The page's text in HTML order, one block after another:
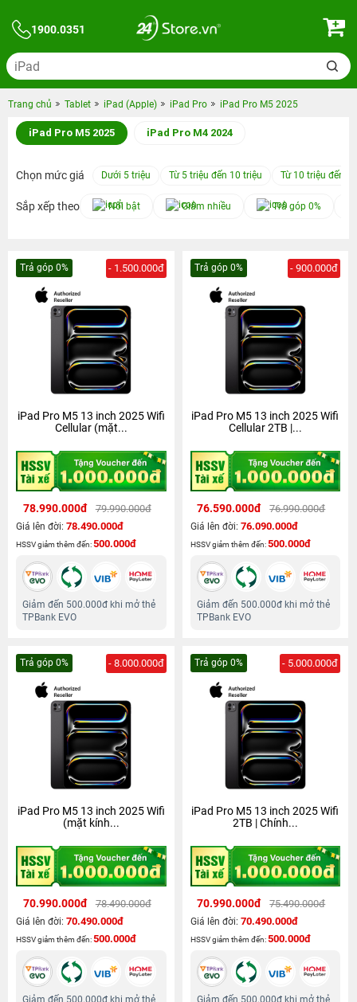
1900.0351
Trang chủ Tablet iPad (Apple) iPad Pro iPad Pro M5 2025
iPad Pro M5 2025 iPad Pro M4 2024
Chọn mức giá Dưới 5 triệu Từ 5 triệu đến 10 triệu Từ 10 triệu đến
Sắp xếp theo Nổi bật Giảm nhiều Trả góp 0%
Trả góp 0% - 1.500.000đ
iPad Pro M5 13 inch 2025 Wifi
Cellular (mặt...
78.990.000đ 79.990.000đ
Giá lên đời: 78.490.000đ
HSSV giảm thêm đến:500.000đ
Giảm đến 500.000đ khi mở thẻ
TPBank EVO
Trả góp 0% - 900.000đ
iPad Pro M5 13 inch 2025 Wifi
Cellular 2TB |...
76.590.000đ 76.990.000đ
Giá lên đời: 76.090.000đ
HSSV giảm thêm đến:500.000đ
Giảm đến 500.000đ khi mở thẻ
TPBank EVO
Trả góp 0% - 8.000.000đ
iPad Pro M5 13 inch 2025 Wifi
(mặt kính...
70.990.000đ 78.490.000đ
Giá lên đời: 70.490.000đ
HSSV giảm thêm đến:500.000đ
Trả góp 0% - 5.000.000đ
iPad Pro M5 13 inch 2025 Wifi
2TB | Chính...
70.990.000đ 75.490.000đ
Giá lên đời: 70.490.000đ
HSSV giảm thêm đến:500.000đ